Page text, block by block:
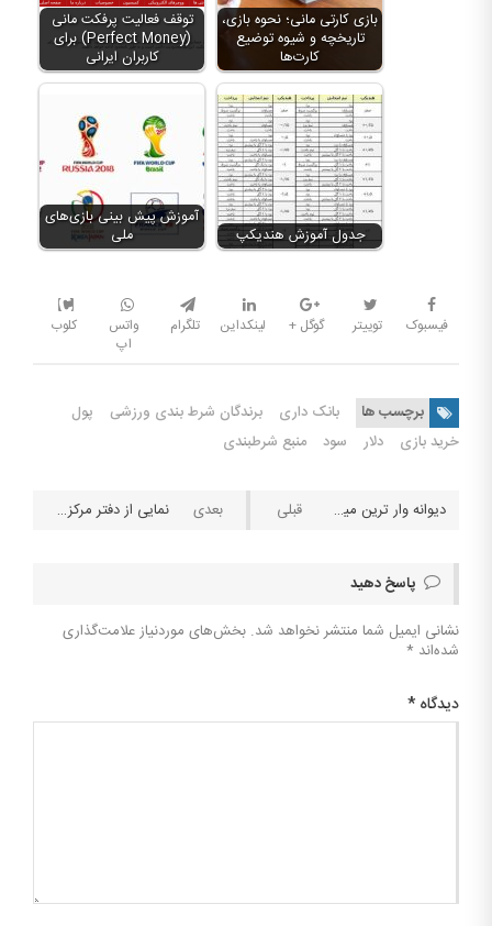
توقف فعالیت پرفکت مانی
(Perfect Money) برای
کاربران ایرانی
بازی کارتی مانی؛ نحوه بازی،
تاریخچه و شیوه توضیع
کارت‌ها
آموزش پیش بینی بازی‌های
ملی
جدول آموزش هندیکپ
فیسبوک توییتر گوگل + لینکداین تلگرام
واتس
اپ
کلوب
برچسب ها بانک داری برندگان شرط بندی ورزشی
پول
خرید بازی
دلار سود منبع شرطبندی
دیوانه وار ترین میکس تاریخ فوتبال در شرطبندی با ضریب ۱۳۳۵۵ نمایی از دفتر مرکزی کمپانی bet۳۶۵
پاسخ دهید
نشانی ایمیل شما منتشر نخواهد شد. بخش‌های موردنیاز علامت‌گذاری
شده‌اند *
دیدگاه *